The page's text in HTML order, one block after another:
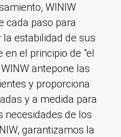
WINIW
cada paso para
estabilidad de sus
en el principio de "el
antepone las
y proporciona
y a medida para
necesidades de los
garantizamos la